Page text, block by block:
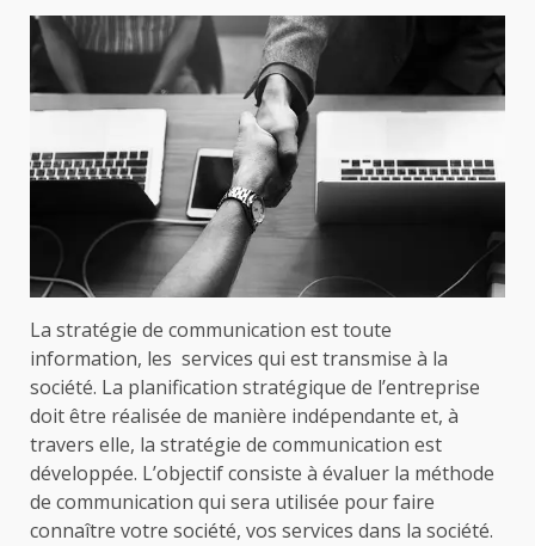
La stratégie de communication est toute
information, les services qui est transmise à la
société. La planification stratégique de l’entreprise
doit être réalisée de manière indépendante et, à
travers elle, la stratégie de communication est
développée. L’objectif consiste à évaluer la méthode
de communication qui sera utilisée pour faire
connaître votre société, vos services dans la société.